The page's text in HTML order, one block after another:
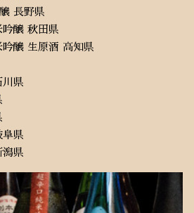
長野県
吟醸 秋田県
吟醸 生原酒 高知県
川県
阜県
潟県